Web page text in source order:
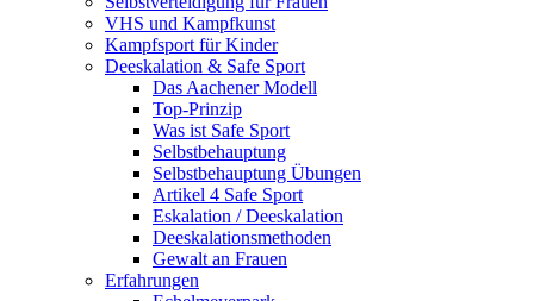
VHS und Kampfkunst
Kampfsport für Kinder
Deeskalation & Safe Sport
Das Aachener Modell
Top-Prinzip
Was ist Safe Sport
Selbstbehauptung
Selbstbehauptung Übungen
Artikel 4 Safe Sport
Eskalation / Deeskalation
Deeskalationsmethoden
Gewalt an Frauen
Erfahrungen